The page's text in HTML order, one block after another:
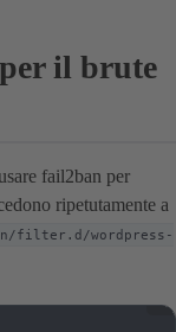
il brute
fail2ban per
ripetutamente a
filter.d/wordpress-